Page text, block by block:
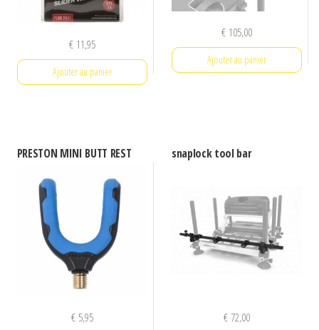
€11,95
Ajouter au panier
€ 105,00
Ajouter au panier
PRESTON MINI BUTT REST
€5,95
snaplock tool bar
€ 72,00